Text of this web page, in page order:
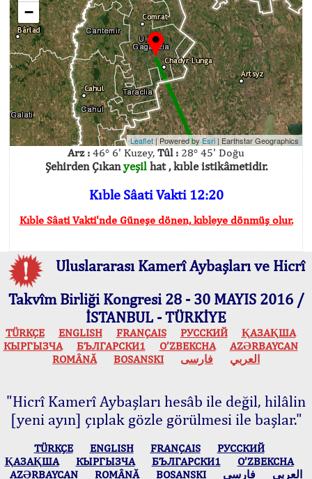
−
Leaflet| Powered byEsri | Earthstar Geographics
Arz : 46° 6' Kuzey, Tûl : 28° 45' Doğu
Şehirden Çıkanyeşilhat , kıble istikâmetidir.
Kıble Sâati Vakti 12:20
Kıble Sâati Vakti'nde Güneşe dönen, kıbleye dönmüş olur.
Uluslararası Kamerî Aybaşları ve Hicrî
Takvîm Birliği Kongresi 28 - 30 MAYIS 2016 /
İSTANBUL - TÜRKİYE
TÜRKÇE ENGLISH FRANÇAIS РУССКИЙ
ҚАЗАҚША
КЫPГЫЗЧA
БЪЛГАРСКИ1 O’ZBEKCHA
AZӘRBAYCAN
ROMÂNĂ
BOSANSKI العربي فارسی
"Hicrî Kamerî Aybaşları hesâb ile değil, hilâlin
[yeni ayın] çıplak gözle görülmesi ile başlar."
TÜRKÇE ENGLISH FRANÇAIS
РУССКИЙ
ҚАЗАҚША
КЫPГЫЗЧA БЪЛГАРСКИ1
O’ZBEKCHA
AZӘRBAYCAN
ROMÂNĂ BOSANSKI العربي فارسی